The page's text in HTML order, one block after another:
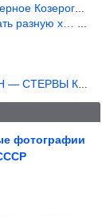
жена Рыба наставила ))
что то обкурился?
ЕЩЕ ПОИСКАТЬ НАДО
отношения не
фотографии